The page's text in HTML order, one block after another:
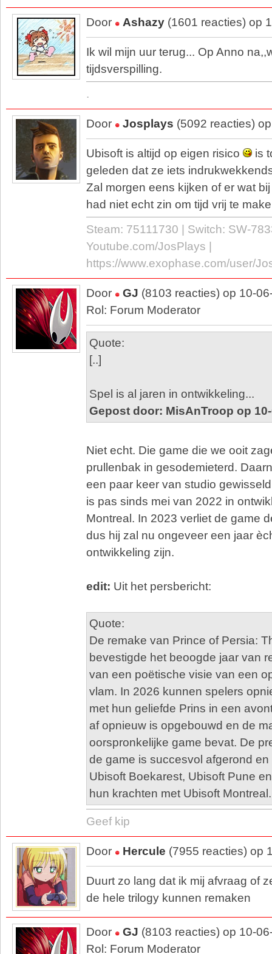
Door Ashazy (1601 reacties) op
Ik wil mijn uur terug... Op Anno
tijdsverspilling.
.
Door Josplays (5092 reacties)
Ubisoft is altijd op eigen risico
is
geleden dat ze iets
Zal morgen eens kijken of er wat
had niet echt zin om tijd vrij te
Steam: 75111730 | Switch: SW-
Youtube.com/JosPlays |
https://www.exophase.com/user/
Door GJ (8103 reacties) op 10-
Rol: Forum Moderator
Quote:
[..]
Spel is al jaren in ontwikkeling...
Gepost door: MisAnTroop op
Niet echt. Die game die we ooit
prullenbak in gesodemieterd.
een paar keer van studio
is pas sinds mei van 2022 in
Montreal. In 2023 verliet de game
dus hij zal nu ongeveer een jaar
ontwikkeling zijn.
edit: Uit het persbericht:
Quote:
De remake van Prince of Persia:
bevestigde het beoogde jaar van
van een poëtische visie van een
vlam. In 2026 kunnen spelers
met hun geliefde Prins in een
af opnieuw is opgebouwd en de
oorspronkelijke game bevat. De
de game is succesvol afgerond en
Ubisoft Boekarest, Ubisoft Pune
hun krachten met Ubisoft Montreal.
Geef kip
Door Hercule (7955 reacties) op
Duurt zo lang dat ik mij afvraag of
de hele trilogy kunnen remaken
Door GJ (8103 reacties) op 10-
Rol: Forum Moderator